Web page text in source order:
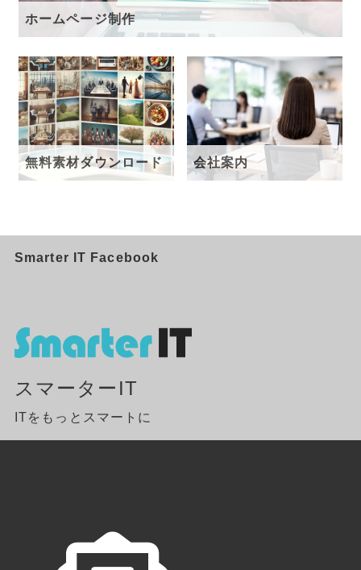
ホームページ制作
無料素材ダウンロード 会社案内
Smarter IT Facebook
スマーターIT
ITをもっとスマートに
サービス お問い合わせ